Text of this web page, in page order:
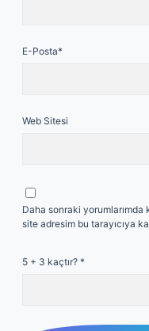
E-Posta*
Web Sitesi
Daha sonraki yorumlarımda
site adresim bu tarayıcıya
5 + 3 kaçtır? *